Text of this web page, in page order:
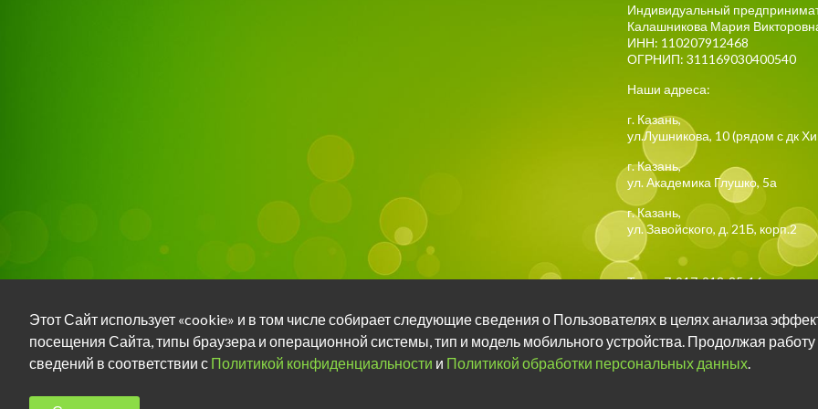
Индивидуальный
Калашникова Мария
ИНН: 110207912468
ОГРНИП: 311169030400540
Наши адреса:
г. Казань,
ул.Лушникова, 10(рядом с дк
г.Казань,
ул. Академика Глушко, 5а
г.Казань,
ул. Завойского, д. 21Б, корп.2
Тел:+7-917-918-85-16
Задать вопрос о
Задать вопрос о
Этот Сайт использует «cookie» и в том числе собирает следующие сведения о Пользователях в целях анализа
посещения Сайта, типы браузера и операционной системы, тип и модель мобильного устройства. Продолжая
сведений в соответствии с Политикой конфиденциальности и Политикой обработки персональных данных.